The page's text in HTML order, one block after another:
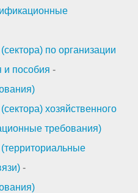
по организации
и пособия -
хозяйственного
требования)
-